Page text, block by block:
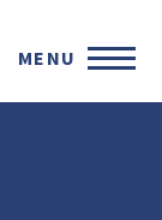
MENU